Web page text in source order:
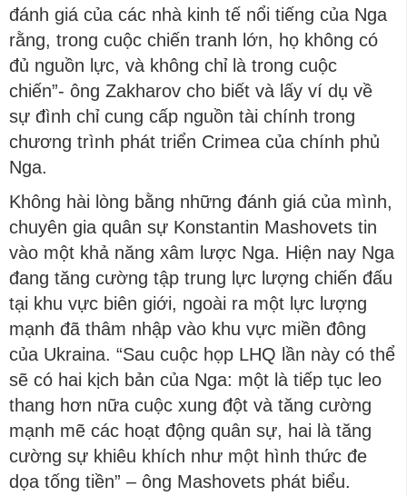
đánh giá của các nhà kinh tế nổi tiếng của Nga
rằng, trong cuộc chiến tranh lớn, họ không có
đủ nguồn lực, và không chỉ là trong cuộc
chiến”- ông Zakharov cho biết và lấy ví dụ về
sự đình chỉ cung cấp nguồn tài chính trong
chương trình phát triển Crimea của chính phủ
Nga.
Không hài lòng bằng những đánh giá của mình,
chuyên gia quân sự Konstantin Mashovets tin
vào một khả năng xâm lược Nga. Hiện nay Nga
đang tăng cường tập trung lực lượng chiến đấu
tại khu vực biên giới, ngoài ra một lực lượng
mạnh đã thâm nhập vào khu vực miền đông
của Ukraina. “Sau cuộc họp LHQ lần này có thể
sẽ có hai kịch bản của Nga: một là tiếp tục leo
thang hơn nữa cuộc xung đột và tăng cường
mạnh mẽ các hoạt động quân sự, hai là tăng
cường sự khiêu khích như một hình thức đe
dọa tống tiền” – ông Mashovets phát biểu.